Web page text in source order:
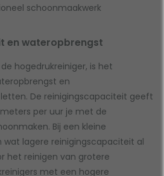
schoonmaakwerk
en wateropbrengst
hogedrukreiniger, is het
en
De reinigingscapaciteit geeft
per uur je met de
Bij een kleine
wat lagere reinigingscapaciteit al
het reinigen van grotere
met een hogere